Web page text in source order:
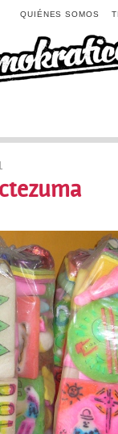
QUIÉNES SOMOS